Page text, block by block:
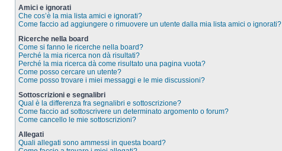
Amici e ignorati
Che cos’è la mia lista amici e ignorati?
Come faccio ad aggiungere o rimuovere un utente dalla mia lista amici o ignorati?
Ricerche nella board
Come si fanno le ricerche nella board?
Perché la mia ricerca non dà risultati?
Perché la mia ricerca dà come risultato una pagina vuota?
Come posso cercare un utente?
Come posso trovare i miei messaggi e le mie discussioni?
Sottoscrizioni e segnalibri
Qual è la differenza fra segnalibri e sottoscrizione?
Come faccio ad sottoscrivere un determinato argomento o forum?
Come cancello le mie sottoscrizioni?
Allegati
Quali allegati sono ammessi in questa board?